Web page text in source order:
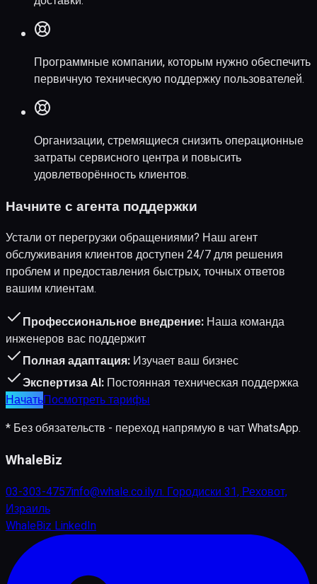
Программные компании, которым нужно обеспечить
первичную техническую поддержку пользователей.
Организации, стремящиеся снизить операционные
затраты сервисного центра и повысить
удовлетворённость клиентов.
Начните с агента поддержки
Устали от перегрузки обращениями? Наш агент
обслуживания клиентов доступен 24/7 для решения
проблем и предоставления быстрых, точных ответов
вашим клиентам.
Профессиональное внедрение: Наша команда
инженеров вас поддержит
Полная адаптация: Изучает ваш бизнес
Экспертиза AI: Постоянная техническая поддержка
НачатьПосмотреть тарифы
* Без обязательств - переход напрямую в чат WhatsApp.
WhaleBiz
03-303-4757info@whale.co.ilул. Городиски 31, Реховот,
Израиль
WhaleBiz LinkedIn